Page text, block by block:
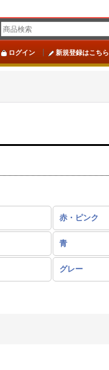
ログイン 新規登録はこちら
赤・ピンク
青
グレー